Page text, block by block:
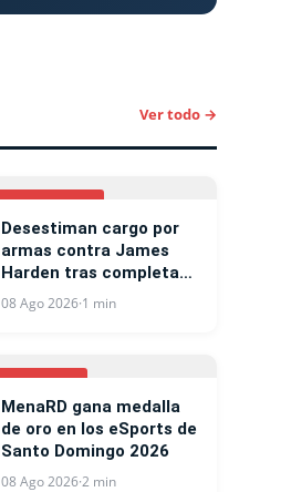
Ver todo →
BASKETBALL
Desestiman cargo por
armas contra James
Harden tras completar
programa judicial en
Texas
08 Ago 2026·1 min
DEPORTES
MenaRD gana medalla
de oro en los eSports de
Santo Domingo 2026
08 Ago 2026·2 min